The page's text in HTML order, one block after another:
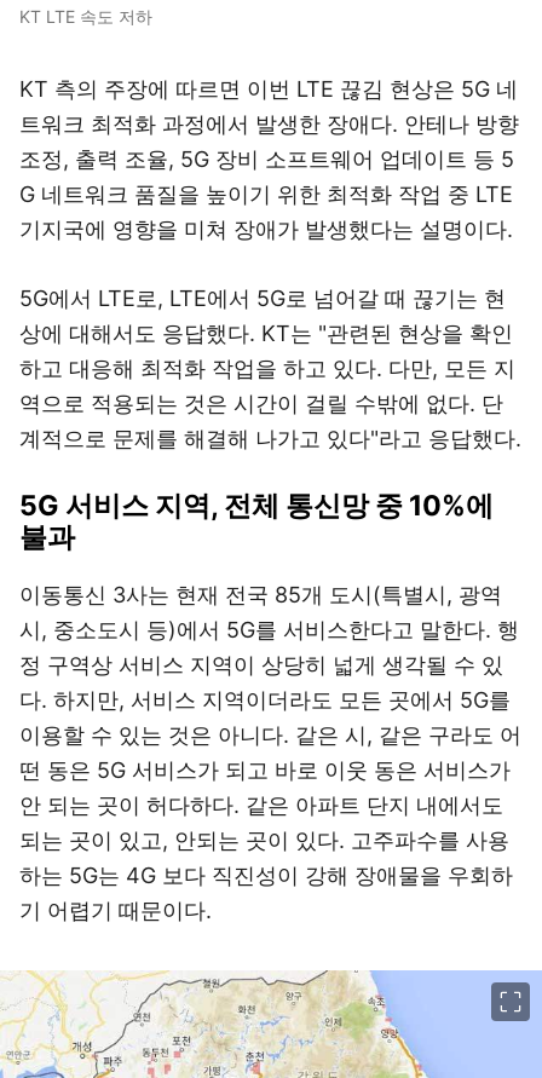
KT LTE 속도 저하
KT 측의 주장에 따르면 이번 LTE 끊김 현상은 5G 네
트워크 최적화 과정에서 발생한 장애다. 안테나 방향
조정, 출력 조율, 5G 장비 소프트웨어 업데이트 등 5
G 네트워크 품질을 높이기 위한 최적화 작업 중 LTE
기지국에 영향을 미쳐 장애가 발생했다는 설명이다.
5G에서 LTE로, LTE에서 5G로 넘어갈 때 끊기는 현
상에 대해서도 응답했다. KT는 "관련된 현상을 확인
하고 대응해 최적화 작업을 하고 있다. 다만, 모든 지
역으로 적용되는 것은 시간이 걸릴 수밖에 없다. 단
계적으로 문제를 해결해 나가고 있다"라고 응답했다.
5G 서비스 지역, 전체 통신망 중 10%에
불과
이동통신 3사는 현재 전국 85개 도시(특별시, 광역
시, 중소도시 등)에서 5G를 서비스한다고 말한다. 행
정 구역상 서비스 지역이 상당히 넓게 생각될 수 있
다. 하지만, 서비스 지역이더라도 모든 곳에서 5G를
이용할 수 있는 것은 아니다. 같은 시, 같은 구라도 어
떤 동은 5G 서비스가 되고 바로 이웃 동은 서비스가
안 되는 곳이 허다하다. 같은 아파트 단지 내에서도
되는 곳이 있고, 안되는 곳이 있다. 고주파수를 사용
하는 5G는 4G 보다 직진성이 강해 장애물을 우회하
기 어렵기 때문이다.